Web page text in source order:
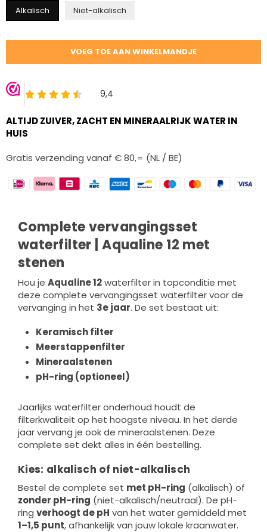
Alkalisch Niet-alkalisch
VOEG TOE AAN WINKELMANDJE
ALTIJD ZUIVER, ZACHT EN MINERAALRIJK WATER IN
HUIS
Gratis verzending vanaf € 80,= (NL / BE)
Complete vervangingsset
waterfilter | Aqualine 12 met
stenen
Hou je Aqualine 12waterfilter in topconditie met
deze complete vervangingsset waterfilter voor de
vervanging in het 3e jaar. De set bestaat uit:
Keramisch filter
Meerstappenfilter
Mineraalstenen
pH-ring (optioneel)
Jaarlijks waterfilter onderhoud houdt de
filterkwaliteit op het hoogste niveau. In het derde
jaar vervang je ook de mineraalstenen. Deze
complete set dekt alles in één bestelling.
Kies: alkalisch of niet-alkalisch
Bestel de complete set met pH-ring (alkalisch) of
zonder pH-ring (niet-alkalisch/neutraal). De pH-
ring verhoogt de pH van het water gemiddeld met
1–1,5 punt, afhankelijk van jouw lokale kraanwater.